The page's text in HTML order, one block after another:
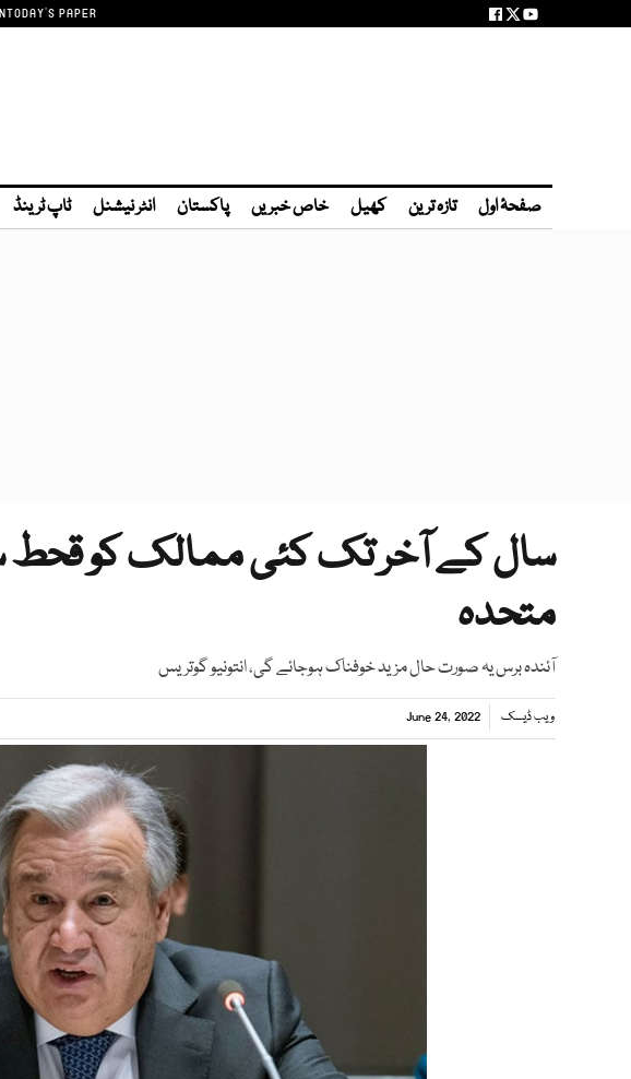
TODAY'S PAPER
صفحۂ اول تازہ ترین کھیل خاص خبریں پاکستان انٹر نیشنل ٹاپ ٹرینڈ
سال کے آخر تک کئی ممالک کو قحط
متحدہ
آئندہ برس یہ صورت حال مزید خوفناک ہوجائے گی، انتونیو گوتریس
ویب ڈیسک June 24, 2022